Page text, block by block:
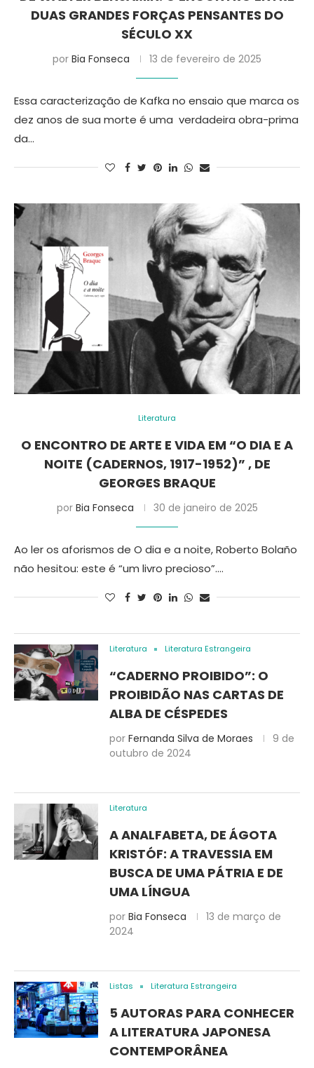
DUAS GRANDES FORÇAS PENSANTES DO
SÉCULO XX
por Bia Fonseca 13 de fevereiro de 2025
Essa caracterização de Kafka no ensaio que marca os
dez anos de sua morte é uma verdadeira obra-prima
da…
Literatura
O ENCONTRO DE ARTE E VIDA EM “O DIA E A
NOITE (CADERNOS, 1917-1952)” , DE
GEORGES BRAQUE
por Bia Fonseca 30 de janeiro de 2025
Ao ler os aforismos de O dia e a noite, Roberto Bolaño
não hesitou: este é “um livro precioso”.…
Literatura Literatura Estrangeira
“CADERNO PROIBIDO”: O
PROIBIDÃO NAS CARTAS DE
ALBA DE CÉSPEDES
por Fernanda Silva de Moraes
9 de
outubro de 2024
Literatura
A ANALFABETA, DE ÁGOTA
KRISTÓF: A TRAVESSIA EM
BUSCA DE UMA PÁTRIA E DE
UMA LÍNGUA
por Bia Fonseca
13 de março de
2024
Listas Literatura Estrangeira
5 AUTORAS PARA CONHECER
A LITERATURA JAPONESA
CONTEMPORÂNEA